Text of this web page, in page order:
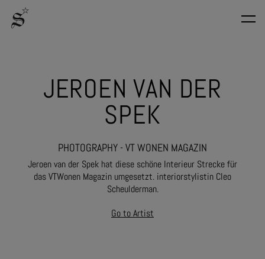
JEROEN VAN DER
SPEK
PHOTOGRAPHY - VT WONEN MAGAZIN
Jeroen van der Spek hat diese schöne Interieur Strecke für
das VTWonen Magazin umgesetzt. interiorstylistin Cleo
Scheulderman.
Go to Artist